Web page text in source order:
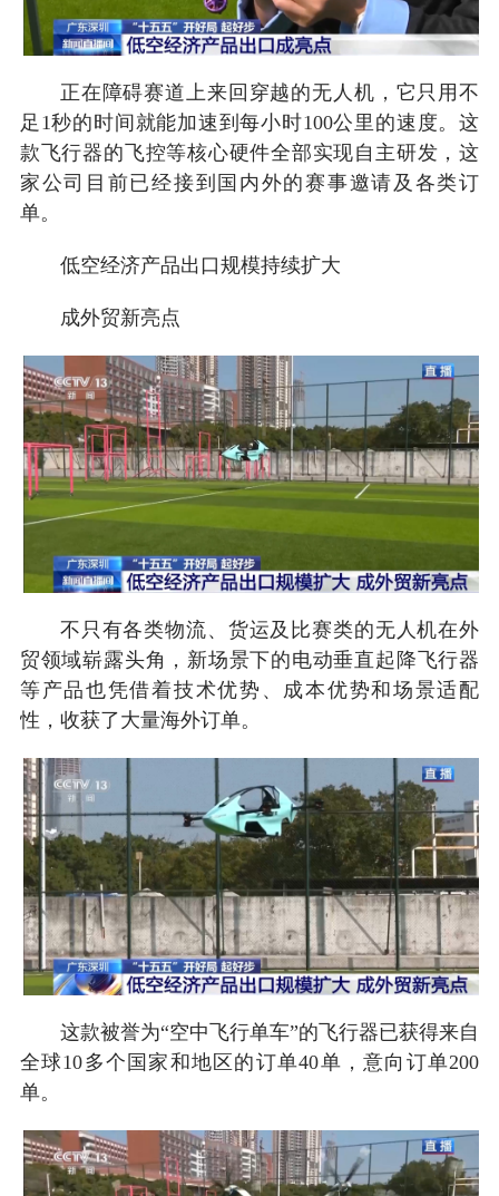
正在障碍赛道上来回穿越的无人机，它只用不
足1秒的时间就能加速到每小时100公里的速度。这
款飞行器的飞控等核心硬件全部实现自主研发，这
家公司目前已经接到国内外的赛事邀请及各类订
单。
低空经济产品出口规模持续扩大
成外贸新亮点
不只有各类物流、货运及比赛类的无人机在外
贸领域崭露头角，新场景下的电动垂直起降飞行器
等产品也凭借着技术优势、成本优势和场景适配
性，收获了大量海外订单。
这款被誉为“空中飞行单车”的飞行器已获得来自
全球10多个国家和地区的订单40单，意向订单200
单。